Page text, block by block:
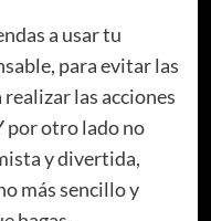
a usar tu
para evitar las
las acciones
por otro lado no
y divertida,
más sencillo y